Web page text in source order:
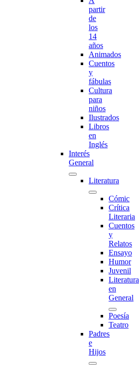
partir
de
los
14
años
Animados
Cuentos
y
fábulas
Cultura
para
niños
Ilustrados
Libros
en
Inglés
Interés
General
Literatura
Cómic
Crítica
Literaria
Cuentos
y
Relatos
Ensayo
Humor
Juvenil
Literatura
en
General
Poesía
Teatro
Padres
e
Hijos